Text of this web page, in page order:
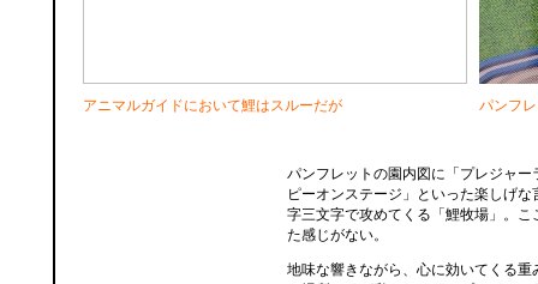
アニマルガイドにおいて鯉はスルーだが パンフ
パンフレットの園内図に「プレジャー
ピーオンステージ」といった楽しげな
字三文字で攻めてくる「鯉牧場」。こ
た感じがない。
地味な響きながら、心に効いてくる重